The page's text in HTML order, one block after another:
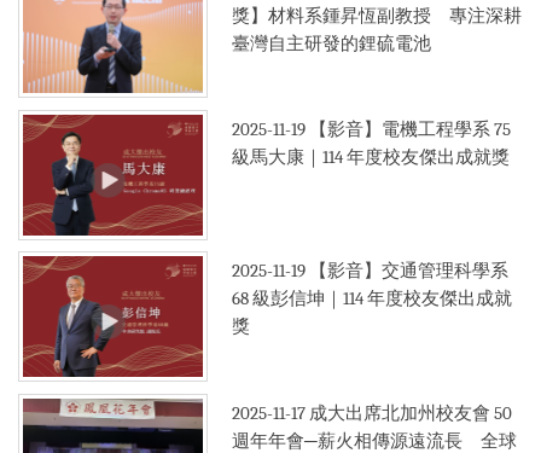
獎】材料系鍾昇恆副教授 專注深耕
臺灣自主研發的鋰硫電池
2025-11-19
【影音】電機工程學系 75
級馬大康｜114 年度校友傑出成就獎
2025-11-19
【影音】交通管理科學系
68 級彭信坤｜114 年度校友傑出成就
獎
2025-11-17 成大出席北加州校友會 50
週年年會─薪火相傳源遠流長 全球